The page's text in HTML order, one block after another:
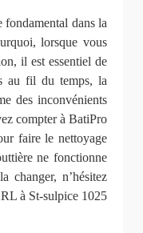
dans la
lorsque vous
il est essentiel de
au fil du temps, la
des inconvénients
compter à BatiPro
faire le nettoyage
ne fonctionne
changer, n’hésitez
à St-sulpice 1025